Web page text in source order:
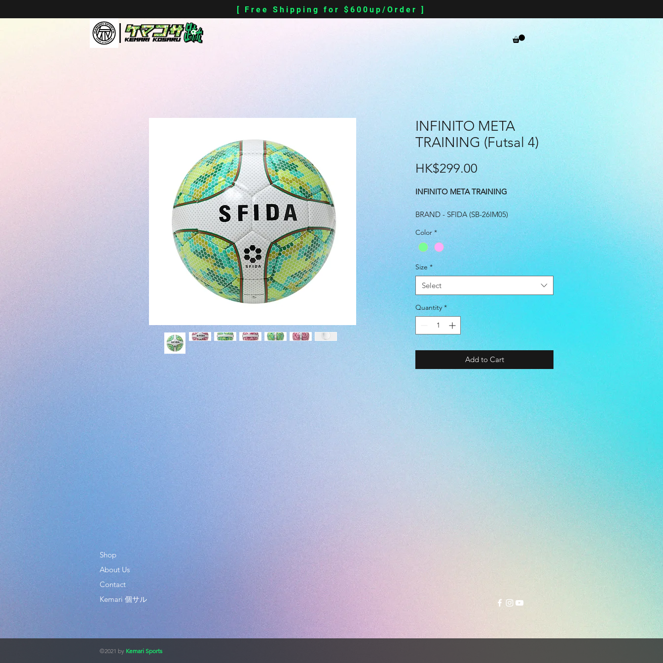
[ Free Shipping for $600up/Order ]
INFINITO META
TRAINING (Futsal 4)
HK$299.00 Price
INFINITO META TRAINING
BRAND - SFIDA (SB-26IM05)
BALL SIZE - FUTSAL 4
COLOR - GREEN / PINK
ボールの特長
・日本足協 (JFA) 認證 ｜ JFA検定球
・機械縫製 - 使用特殊機械，確保每一針
都能精準縫上有一定厚度既皮革上 ｜
マシンステッチ（機械縫い） 特殊なミシ
ンを使用し、厚みのあるパネルを縫い込
むことで強度を確保。
・品質：合成皮革
Color *
Size *
Select
Quantity *
Add to Cart
Shop
About Us
Contact
Kemari 個サル
©2021 by Kemari Sports